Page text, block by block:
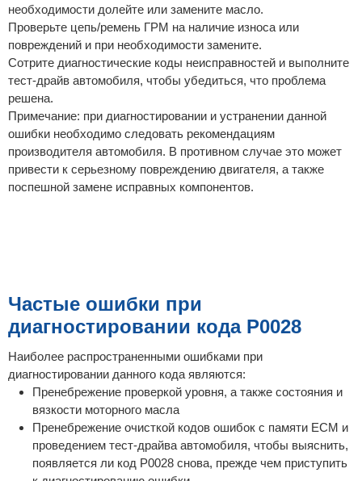
необходимости долейте или замените масло.
Проверьте цепь/ремень ГРМ на наличие износа или
повреждений и при необходимости замените.
Сотрите диагностические коды неисправностей и выполните
тест-драйв автомобиля, чтобы убедиться, что проблема
решена.
Примечание: при диагностировании и устранении данной
ошибки необходимо следовать рекомендациям
производителя автомобиля. В противном случае это может
привести к серьезному повреждению двигателя, а также
поспешной замене исправных компонентов.
Частые ошибки при
диагностировании кода P0028
Наиболее распространенными ошибками при
диагностировании данного кода являются:
Пренебрежение проверкой уровня, а также состояния и
вязкости моторного масла
Пренебрежение очисткой кодов ошибок с памяти ECM и
проведением тест-драйва автомобиля, чтобы выяснить,
появляется ли код P0028 снова, прежде чем приступить